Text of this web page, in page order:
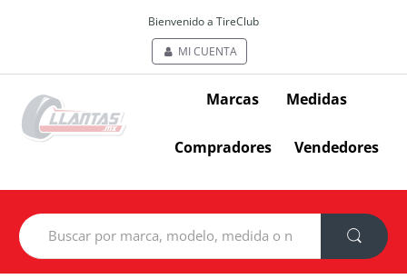
Bienvenido a TireClub
MI CUENTA
Marcas Medidas
Compradores Vendedores
Search
for: